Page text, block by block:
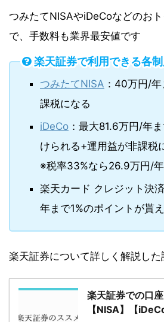
つみたてNISAやiDeCoなどのお
で、手数料も業界最安値です
楽天証券で利用できる各
つみたてNISA ：40万円/
課税になる
iDeCo ：最大81.6万円/年
けられる+運用益が非課税
※税率33%なら26.9万円/
楽天カード クレジット決
年まで1%のポイントが貰
楽天証券について詳しく解説し
楽天証券での口
【NISA】【